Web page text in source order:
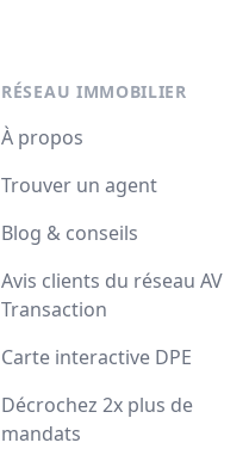
RÉSEAU IMMOBILIER
À propos
Trouver un agent
Blog & conseils
Avis clients du réseau AV
Transaction
Carte interactive DPE
Décrochez 2x plus de
mandats